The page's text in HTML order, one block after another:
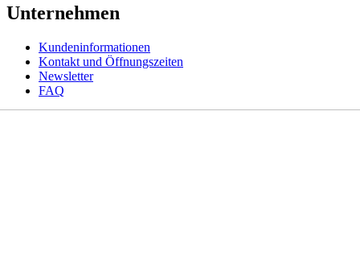
Unternehmen
Kundeninformationen
Kontakt und Öffnungszeiten
Newsletter
FAQ